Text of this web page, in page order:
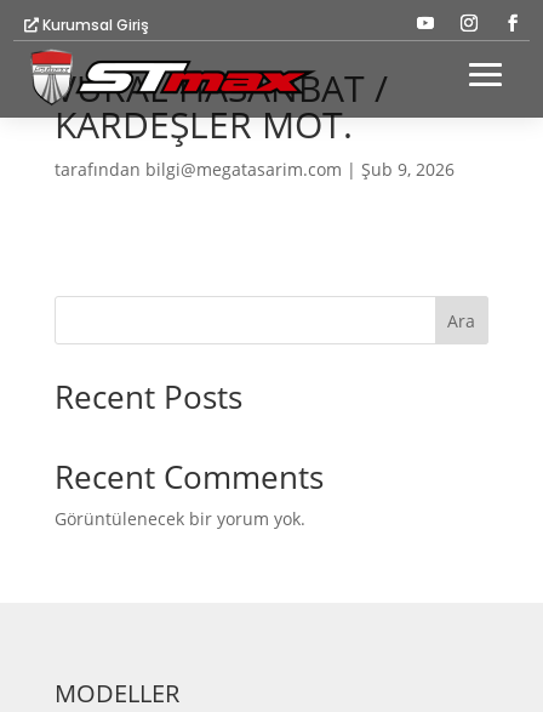
Kurumsal Giriş
VURAL HASANBAT /
KARDEŞLER MOT.
tarafından bilgi@megatasarim.com | Şub 9, 2026
Ara
Recent Posts
Recent Comments
Görüntülenecek bir yorum yok.
MODELLER